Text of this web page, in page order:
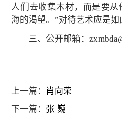
人们去收集木材，而是要
海的渴望。”对待艺术应是如
三、公开邮箱：
上一篇： 肖向荣
下一篇： 张 巍